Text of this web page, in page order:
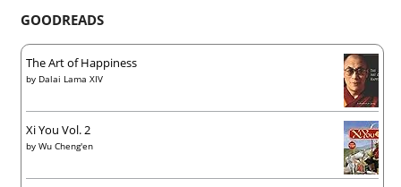
GOODREADS
The Art of Happiness
by Dalai Lama XIV
Xi You Vol. 2
by Wu Cheng'en